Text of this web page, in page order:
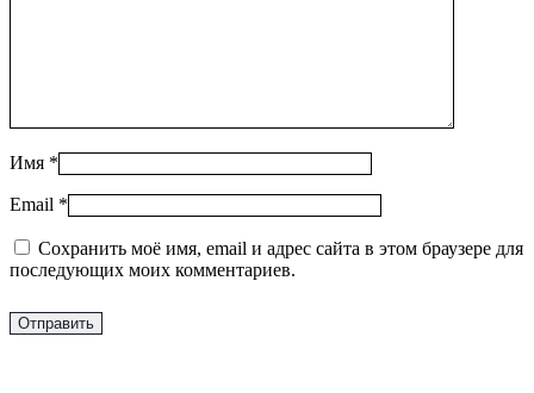
Имя *
Email *
Сохранить моё имя, email и адрес сайта в этом браузере для
последующих моих комментариев.